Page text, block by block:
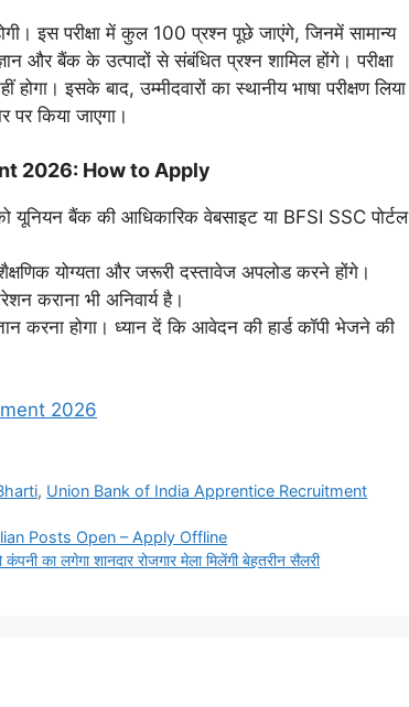
इस परीक्षा में कुल 100 प्रश्न पूछे जाएंगे, जिनमें सामान्य
और बैंक के उत्पादों से संबंधित प्रश्न शामिल होंगे। परीक्षा
इसके बाद, उम्मीदवारों का स्थानीय भाषा परीक्षण लिया
किया जाएगा।
2026: How to Apply
यूनियन बैंक की आधिकारिक वेबसाइट या BFSI SSC पोर्टल
योग्यता और जरूरी दस्तावेज अपलोड करने होंगे।
कराना भी अनिवार्य है।
करना होगा। ध्यान दें कि आवेदन की हार्ड कॉपी भेजने की
2026
, Union Bank of India Apprentice Recruitment
Posts Open – Apply Offline
लगेगा शानदार रोजगार मेला मिलेंगी बेहतरीन सैलरी